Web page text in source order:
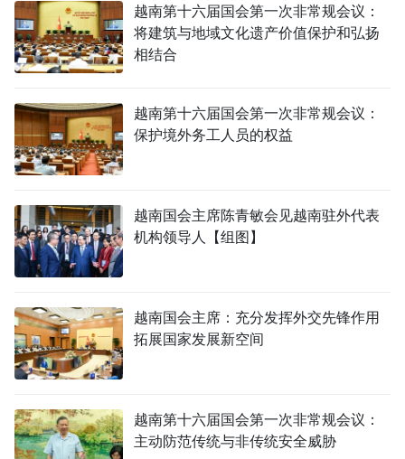
越南第十六届国会第一次非常规会议：
将建筑与地域文化遗产价值保护和弘扬
相结合
越南第十六届国会第一次非常规会议：
保护境外务工人员的权益
越南国会主席陈青敏会见越南驻外代表
机构领导人【组图】
越南国会主席：充分发挥外交先锋作用
拓展国家发展新空间
越南第十六届国会第一次非常规会议：
主动防范传统与非传统安全威胁